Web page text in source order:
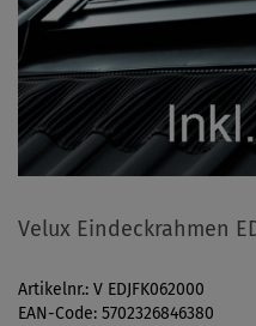
Velux Eindeckrahmen
Artikelnr.: V EDJFK062000
EAN-Code: 5702326846380